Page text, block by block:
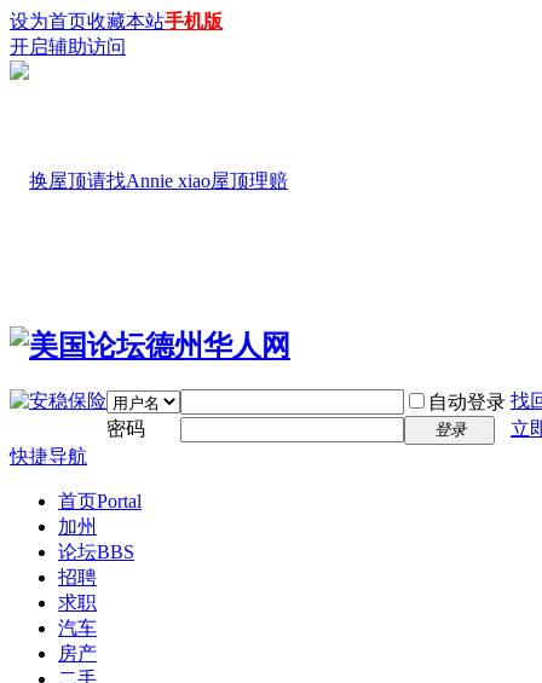
设为首页收藏本站手机版
开启辅助访问
自动登录 找
密码
登录
立
快捷导航
首页Portal
加州
论坛BBS
招聘
求职
汽车
房产
二手